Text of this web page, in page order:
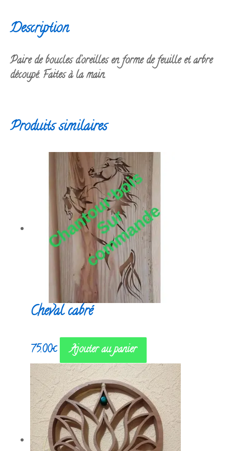
Description
Paire de boucles d’oreilles en forme de feuille et arbre
découpé. Faites à la main.
Produits similaires
Cheval cabré
75.00€ Ajouter au panier